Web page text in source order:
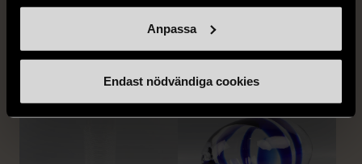
Anpassa
Endast nödvändiga cookies
259 kr 139 kr